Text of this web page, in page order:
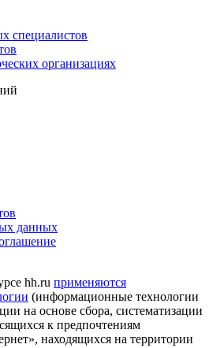
специалистов
организациях
данных
hh.ru применяются
(информационные технологии
на основе сбора, систематизации
к предпочтениям
находящихся на территории